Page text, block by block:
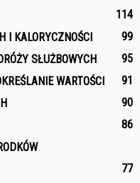
114
I KALORYCZNOŚCI
99
SŁUŻBOWYCH
95
WARTOŚCI
91
90
86
77